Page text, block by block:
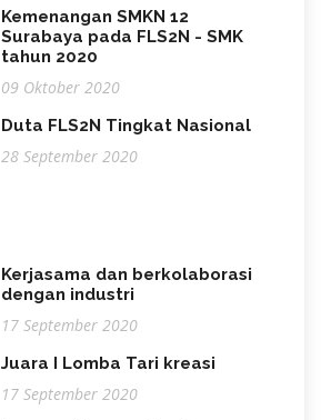
Kemenangan SMKN 12
Surabaya pada FLS2N - SMK
tahun 2020
09 Oktober 2020
Duta FLS2N Tingkat Nasional
28 September 2020
Kerjasama dan berkolaborasi
dengan industri
17 September 2020
Juara I Lomba Tari kreasi
17 September 2020